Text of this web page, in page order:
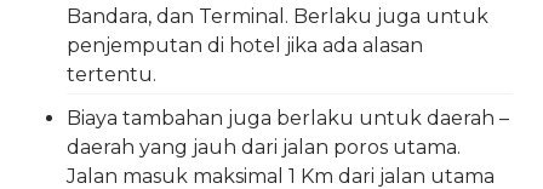
Bandara, dan Terminal. Berlaku juga untuk
penjemputan di hotel jika ada alasan
tertentu.
Biaya tambahan juga berlaku untuk daerah –
daerah yang jauh dari jalan poros utama.
Jalan masuk maksimal 1 Km dari jalan utama